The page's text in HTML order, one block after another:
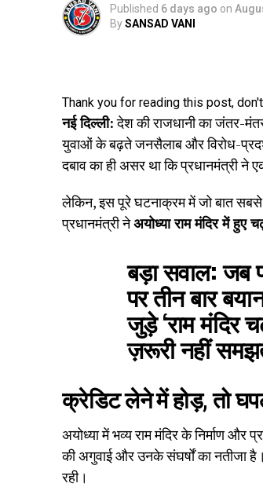
Published 6 days ago on
BySANSAD VANI
Thank you for reading this post,
नई दिल्ली:देश की राजधानी का जंतर-
युवाओं के बढ़ते जनसैलाब और विरोध-
दबाव का ही असर था कि प्रधानमंत्री ने
लेकिन, इस पूरे घटनाक्रम में जो बात
प्रधानमंत्री नेअयोध्या राम मंदिर में हुए
बड़ा सवाल:जब
पर तीन बार
जुड़े ‘राम मंदिर
ज़रूरी नहीं
क्रेडिट लेने में होड़, तो
अयोध्या में भव्य राम मंदिर के निर्माण और
की अगुवाई और उनके संघर्षों का नतीजा
रही।